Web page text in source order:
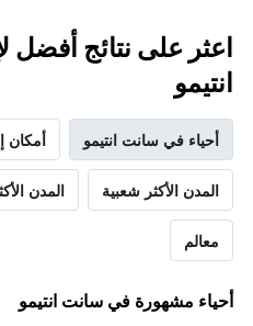
اعثر على نتائج
انتيمو
أحياء في سانت انتيمو أمكان
المدن الأكثر شعبية المدن
معالم
أحياء مشهورة في سانت انتيمو